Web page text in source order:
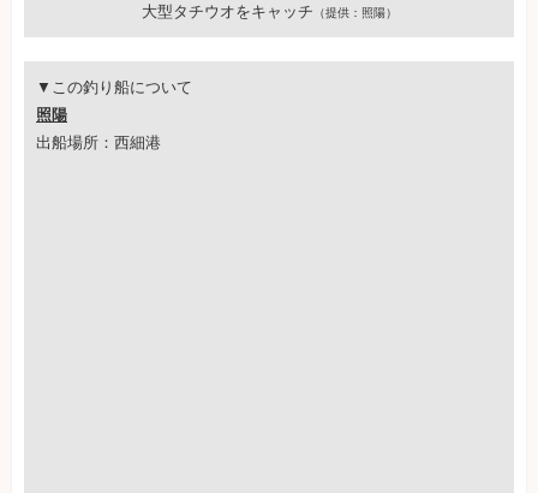
大型タチウオをキャッチ （提供：照陽）
▼この釣り船について
照陽
出船場所：西細港